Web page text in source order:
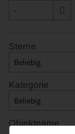
Sterne
Kategorie
Objektname